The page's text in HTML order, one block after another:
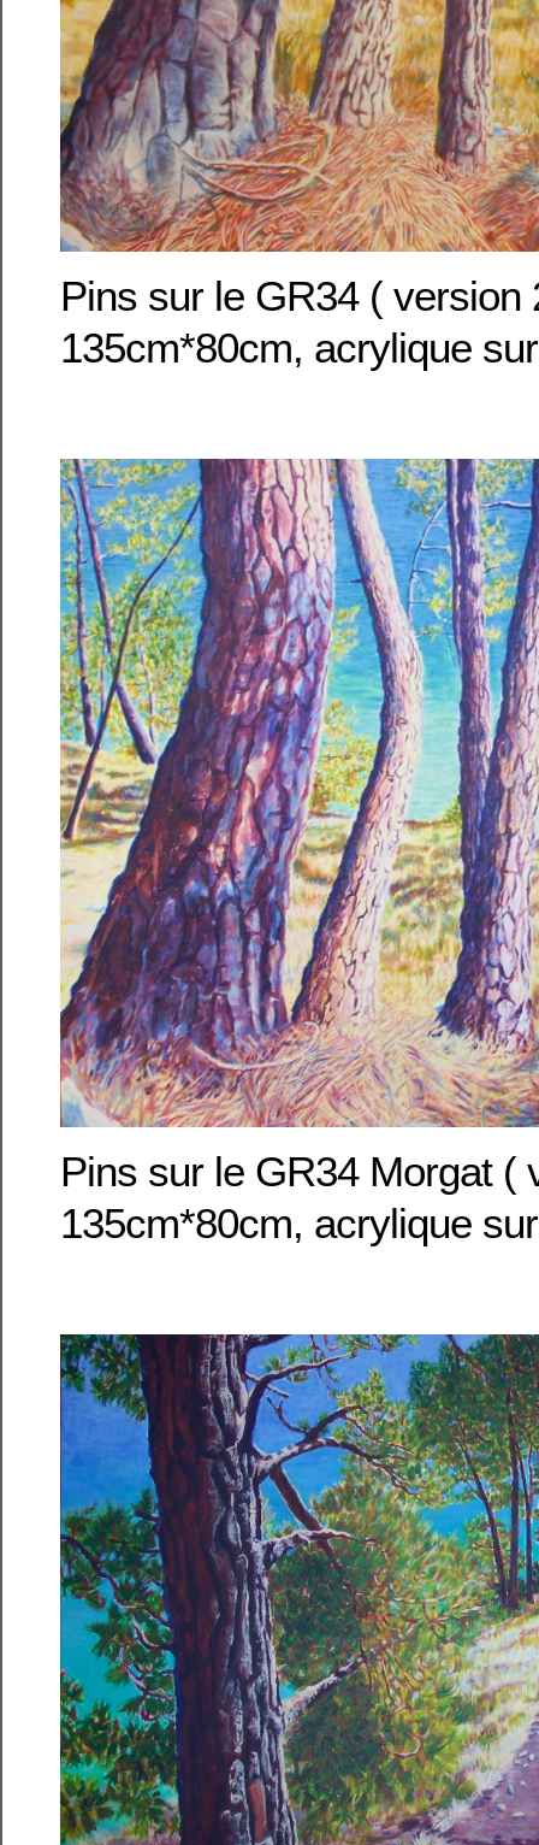
Pins sur le GR34 ( version
135cm*80cm, acrylique
Pins sur le GR34 Morgat (
135cm*80cm, acrylique